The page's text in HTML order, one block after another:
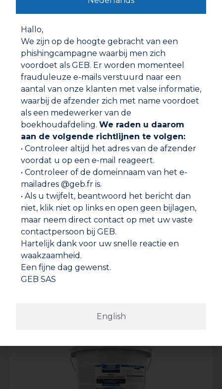
POOL* SCHUURBAND
English
Hallo,
We zijn op de hoogte gebracht van een
phishingcampagne waarbij men zich
voordoet als GEB. Er worden momenteel
frauduleuze e-mails verstuurd naar een
aantal van onze klanten met valse informatie,
waarbij de afzender zich met name voordoet
als een medewerker van de
boekhoudafdeling. We raden u daarom
aan de volgende richtlijnen te volgen:
• Controleer altijd het adres van de afzender
voordat u op een e-mail reageert.
• Controleer of de domeinnaam van het e-
mailadres @geb.fr is.
• Als u twijfelt, beantwoord het bericht dan
niet, klik niet op links en open geen bijlagen,
maar neem direct contact op met uw vaste
contactpersoon bij GEB.
Hartelijk dank voor uw snelle reactie en
waakzaamheid.
Een fijne dag gewenst.
GEB SAS